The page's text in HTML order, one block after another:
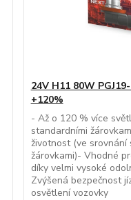
24V H11 80W
+120%
- Až o 120 % více
standardními
životnost (ve srovnání
žárovkami)- Vhodné
díky velmi vysoké
Zvýšená bezpečnost
osvětlení vozovky